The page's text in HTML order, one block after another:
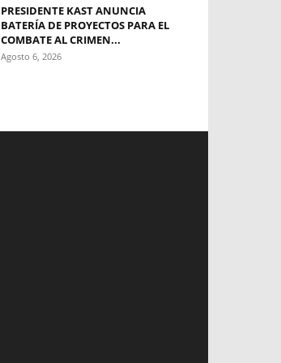
PRESIDENTE KAST ANUNCIA
BATERÍA DE PROYECTOS PARA EL
COMBATE AL CRIMEN...
Agosto 6, 2026